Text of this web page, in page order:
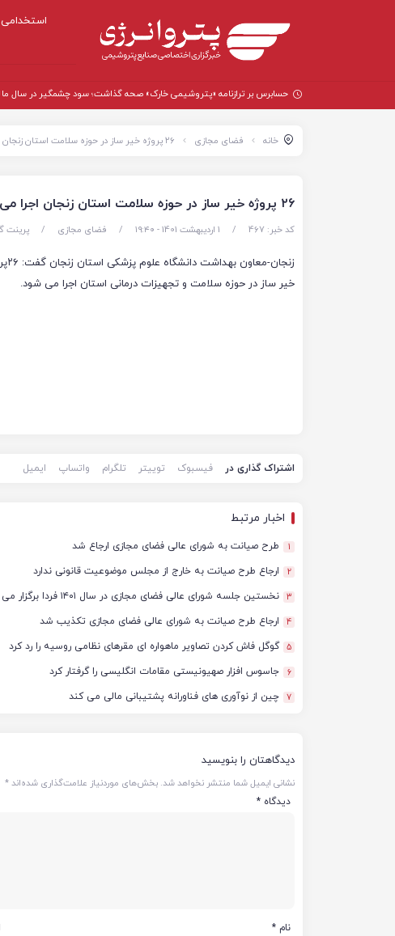
استخدامی
حسابرس بر ترازنامه «پتروشیمی خارک» صحه گذاشت؛ سود چشمگیر در سال مالی
خانه فضای مجازی ۲۶ پروژه خیر ساز در حوزه سلامت استان زنجان اجرا می شود
۲۶ پروژه خیر ساز در حوزه سلامت استان زنجان اجرا می شود
کد خبر: 467 / 1 اردیبهشت 1401 - ۱۹:۴۰ / فضای مجازی / پرینت
زنجان-معاون
خیر ساز در حوزه سلامت و تجهیزات درمانی استان اجرا می شود.
اشتراک گذاری در فیسبوک توییتر تلگرام واتساپ ایمیل
اخبار مرتبط
1 طرح صیانت به شورای عالی فضای مجازی ارجاع شد
2 ارجاع طرح صیانت به خارج از مجلس موضوعیت قانونی ندارد
3 نخستین جلسه شورای عالی فضای مجازی در سال ۱۴۰۱ فردا برگزار می شود
4 ارجاع طرح صیانت به شورای عالی فضای مجازی تکذیب شد
5 گوگل فاش کردن تصاویر ماهواره ای مقرهای نظامی روسیه را رد کرد
6 جاسوس افزار صهیونیستی مقامات انگلیسی را گرفتار کرد
7 چین از نوآوری های فناورانه پشتیبانی مالی می کند
دیدگاهتان را بنویسید
نشانی ایمیل شما منتشر نخواهد شد. بخش‌های موردنیاز علامت‌گذاری شده‌اند*
دیدگاه *
نام *